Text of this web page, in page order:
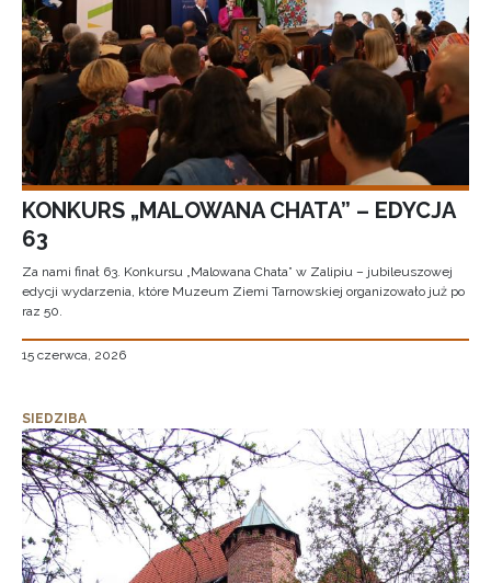
KONKURS „MALOWANA CHATA” – EDYCJA
63
Za nami finał 63. Konkursu „Malowana Chata” w Zalipiu – jubileuszowej
edycji wydarzenia, które Muzeum Ziemi Tarnowskiej organizowało już po
raz 50.
15 czerwca, 2026
SIEDZIBA